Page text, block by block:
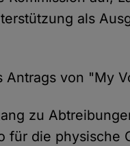
als
Antrags von "My
zu
für die physische